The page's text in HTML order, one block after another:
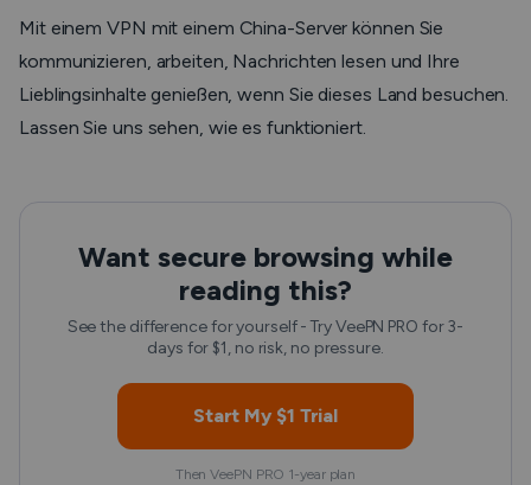
Mit einem VPN mit einem China-Server können Sie
kommunizieren, arbeiten, Nachrichten lesen und Ihre
Lieblingsinhalte genießen, wenn Sie dieses Land besuchen.
Lassen Sie uns sehen, wie es funktioniert.
Want secure browsing while
reading this?
See the difference for yourself - Try VeePN PRO for 3-
days for $1, no risk, no pressure.
Start My $1 Trial
Then VeePN PRO 1-year plan